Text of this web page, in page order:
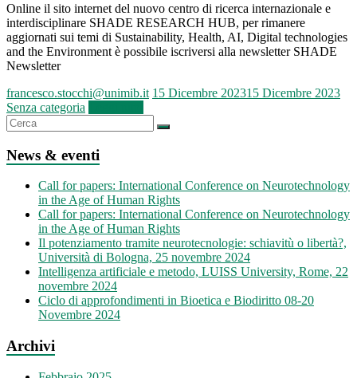
Online il sito internet del nuovo centro di ricerca internazionale e
interdisciplinare SHADE RESEARCH HUB, per rimanere
aggiornati sui temi di Sustainability, Health, AI, Digital technologies
and the Environment è possibile iscriversi alla newsletter SHADE
Newsletter
francesco.stocchi@unimib.it 15 Dicembre 202315 Dicembre 2023
Senza categoria
News & eventi
Call for papers: International Conference on Neurotechnology
in the Age of Human Rights
Call for papers: International Conference on Neurotechnology
in the Age of Human Rights
Il potenziamento tramite neurotecnologie: schiavitù o libertà?,
Università di Bologna, 25 novembre 2024
Intelligenza artificiale e metodo, LUISS University, Rome, 22
novembre 2024
Ciclo di approfondimenti in Bioetica e Biodiritto 08-20
Novembre 2024
Archivi